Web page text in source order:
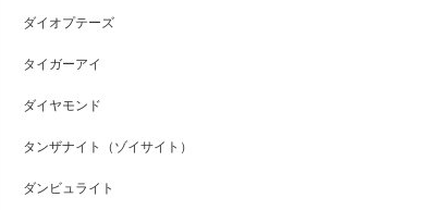
ダイオプテーズ
タイガーアイ
ダイヤモンド
タンザナイト（ゾイサイト）
ダンビュライト